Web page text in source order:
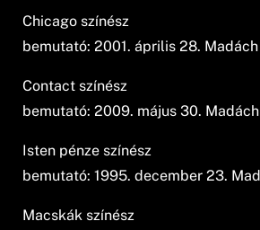
Chicago színész
bemutató: 2001. április 28. Madách
Contact színész
bemutató: 2009. május 30.
Isten pénze színész
bemutató: 1995. december 23.
Macskák színész